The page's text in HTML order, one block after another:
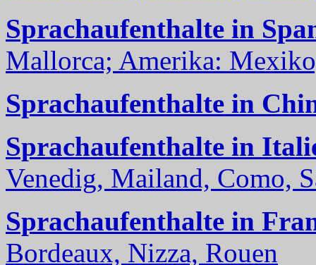
Sprachaufenthalte in
Mallorca; Amerika:
Sprachaufenthalte in
Sprachaufenthalte in
Venedig, Mailand, Como,
Sprachaufenthalte in
Bordeaux, Nizza, Rouen